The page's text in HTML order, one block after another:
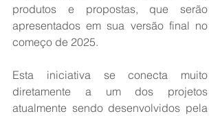
produtos e propostas, que serão
apresentados em sua versão final no
começo de 2025.
Esta iniciativa se conecta muito
diretamente a um dos projetos
atualmente sendo desenvolvidos pela